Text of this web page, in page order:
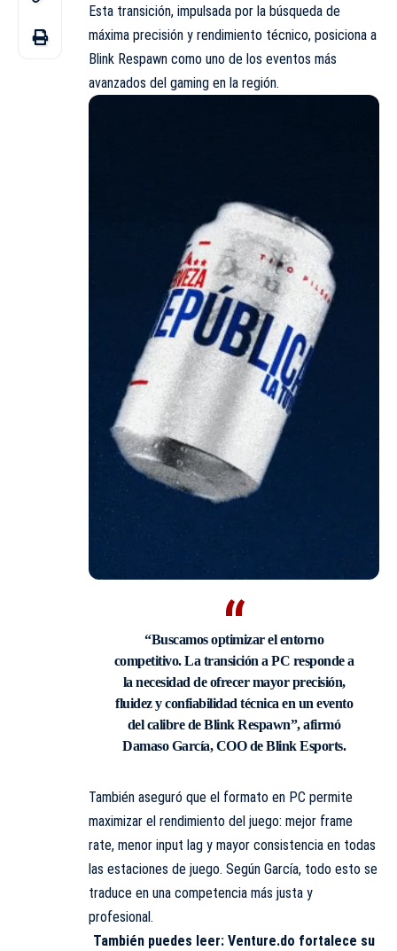
Esta transición, impulsada por la búsqueda de
máxima precisión y rendimiento técnico, posiciona a
Blink Respawn como uno de los eventos más
avanzados del gaming en la región.
“Buscamos optimizar el entorno
competitivo. La transición a PC responde a
la necesidad de ofrecer mayor precisión,
fluidez y confiabilidad técnica en un evento
del calibre de Blink Respawn”, afirmó
Damaso García, COO de Blink Esports.
También aseguró que el formato en PC permite
maximizar el rendimiento del juego: mejor frame
rate, menor input lag y mayor consistencia en todas
las estaciones de juego. Según García, todo esto se
traduce en una competencia más justa y
profesional.
También puedes leer: Venture.do fortalece su